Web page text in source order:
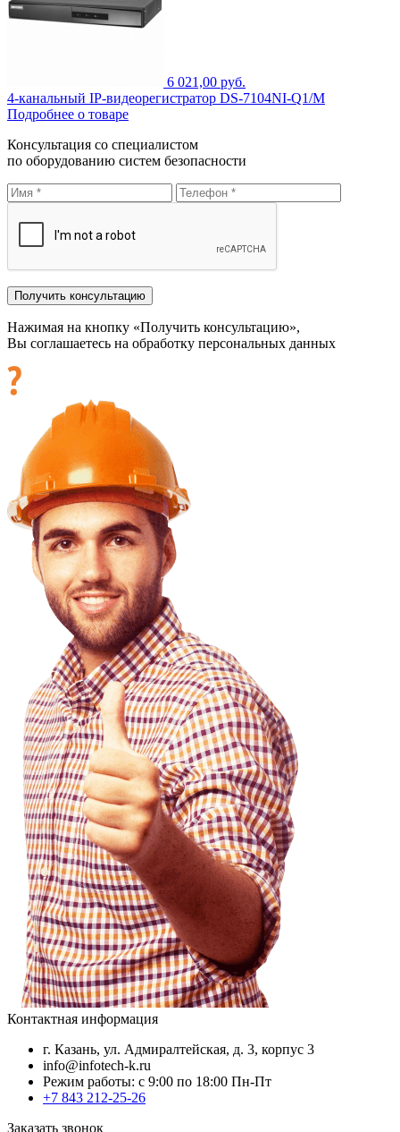
6 021,00 руб.
4-канальный IP-видеорегистратор DS-7104NI-Q1/M
Подробнее о товаре
Консультация со специалистом
по оборудованию систем безопасности
Нажимая на кнопку «Получить консультацию»,
Вы соглашаетесь на обработку персональных данных
Контактная информация
г. Казань, ул. Адмиралтейская, д. 3, корпус 3
info@infotech-k.ru
Режим работы: с 9:00 по 18:00 Пн-Пт
+7 843 212-25-26
Заказать звонок